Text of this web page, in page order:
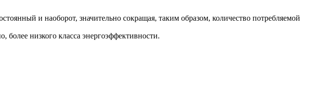
и наоборот, значительно сокращая, таким образом, количество потребляемой
более низкого класса энергоэффективности.